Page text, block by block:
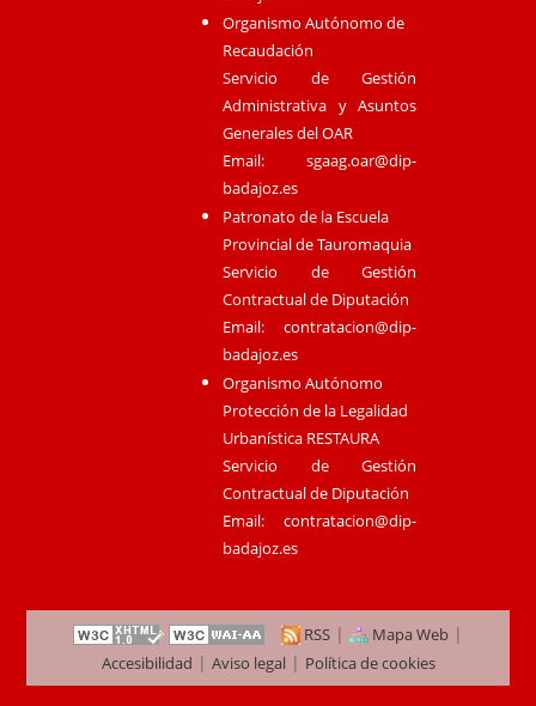
Organismo Autónomo de
Recaudación
Servicio de Gestión
Administrativa y Asuntos
Generales del OAR
Email:sgaag.oar@dip-
badajoz.es
Patronato de la Escuela
Provincial de Tauromaquia
Servicio de Gestión
Contractual de Diputación
Email:contratacion@dip-
badajoz.es
Organismo Autónomo
Protección de la Legalidad
Urbanística RESTAURA
Servicio de Gestión
Contractual de Diputación
Email:contratacion@dip-
badajoz.es
RSS | Mapa Web |
Accesibilidad | Aviso legal| Política de cookies